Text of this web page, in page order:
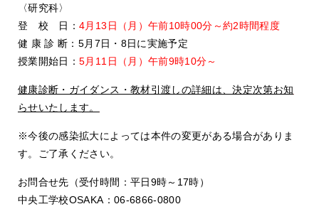
〈研究科〉
登 校 日：4月13日（月）午前10時00分～約2時間程度
健 康 診 断：5月7日・8日に実施予定
授業開始日：5月11日（月）午前9時10分～
健康診断・ガイダンス・教材引渡しの詳細は、決定次第お知
らせいたします。
※今後の感染拡大によっては本件の変更がある場合がありま
す。ご了承ください。
お問合せ先（受付時間：平日9時～17時）
中央工学校OSAKA：06-6866-0800